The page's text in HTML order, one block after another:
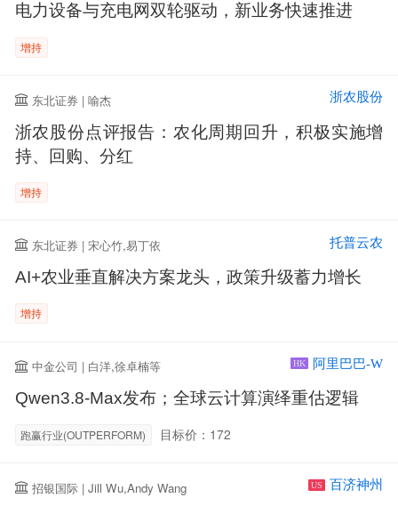
电力设备与充电网双轮驱动，新业务快速推进
增持
东北证券 | 喻杰 浙农股份
浙农股份点评报告：农化周期回升，积极实施增
持、回购、分红
增持
东北证券 | 宋心竹,易丁依 托普云农
AI+农业垂直解决方案龙头，政策升级蓄力增长
增持
中金公司 | 白洋,徐卓楠等 HK 阿里巴巴-W
Qwen3.8-Max发布；全球云计算演绎重估逻辑
跑赢行业(OUTPERFORM) 目标价：172
招银国际 | Jill Wu,Andy Wang US 百济神州